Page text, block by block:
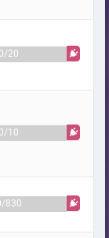
0/20
0/10
830